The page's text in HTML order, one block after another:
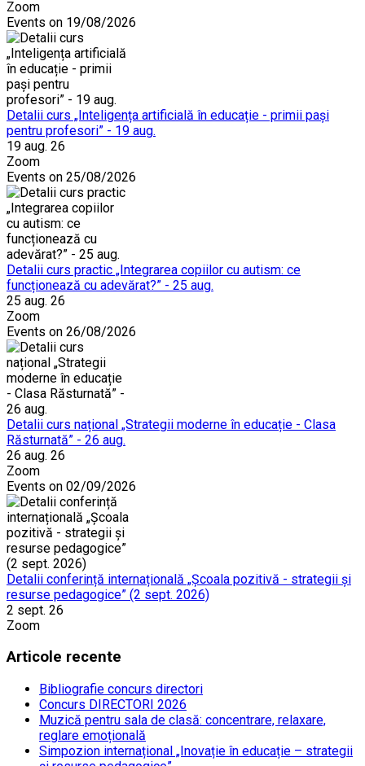
Zoom
Events on 19/08/2026
Detalii curs „Inteligența artificială în educație - primii pași
pentru profesori” - 19 aug.
19 aug. 26
Zoom
Events on 25/08/2026
Detalii curs practic „Integrarea copiilor cu autism: ce
funcționează cu adevărat?” - 25 aug.
25 aug. 26
Zoom
Events on 26/08/2026
Detalii curs național „Strategii moderne în educație - Clasa
Răsturnată” - 26 aug.
26 aug. 26
Zoom
Events on 02/09/2026
Detalii conferință internațională „Școala pozitivă - strategii și
resurse pedagogice” (2 sept. 2026)
2 sept. 26
Zoom
Articole recente
Bibliografie concurs directori
Concurs DIRECTORI 2026
Muzică pentru sala de clasă: concentrare, relaxare,
reglare emoțională
Simpozion internațional „Inovație în educație – strategii